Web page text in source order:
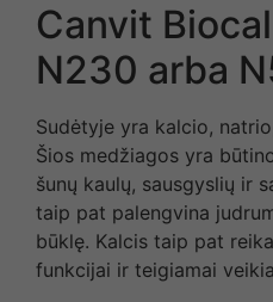
Canvit
N230 arba
Sudėtyje yra kalcio,
Šios medžiagos yra
šunų kaulų, sausgyslių ir
taip pat palengvina
būklę. Kalcis taip pat
funkcijai ir teigiamai